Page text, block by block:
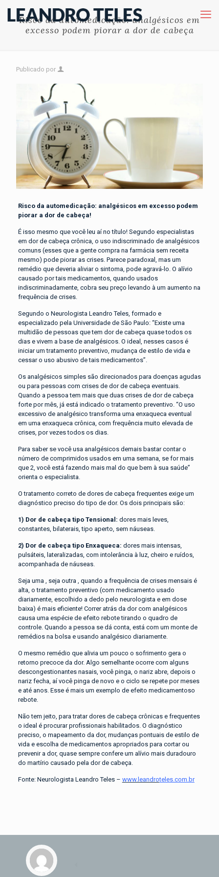
Risco da automedicação: analgésicos em
excesso podem piorar a dor de cabeça
Publicado por
Risco da automedicação: analgésicos em excesso podem
piorar a dor de cabeça!
É isso mesmo que você leu aí no título! Segundo especialistas
em dor de cabeça crônica, o uso indiscriminado de analgésicos
comuns (esses que a gente compra na farmácia sem receita
mesmo) pode piorar as crises. Parece paradoxal, mas um
remédio que deveria aliviar o sintoma, pode agravá-lo. O alívio
causado por tais medicamentos, quando usados
indiscriminadamente, cobra seu preço levando à um aumento na
frequência de crises.
Segundo o Neurologista Leandro Teles, formado e
especializado pela Universidade de São Paulo: “Existe uma
multidão de pessoas que tem dor de cabeça quase todos os
dias e vivem a base de analgésicos. O ideal, nesses casos é
iniciar um tratamento preventivo, mudança de estilo de vida e
cessar o uso abusivo de tais medicamentos”.
Os analgésicos simples são direcionados para doenças agudas
ou para pessoas com crises de dor de cabeça eventuais.
Quando a pessoa tem mais que duas crises de dor de cabeça
forte por mês, já está indicado o tratamento preventivo. “O uso
excessivo de analgésico transforma uma enxaqueca eventual
em uma enxaqueca crônica, com frequência muito elevada de
crises, por vezes todos os dias.
Para saber se você usa analgésicos demais bastar contar o
número de comprimidos usados em uma semana, se for mais
que 2, você está fazendo mais mal do que bem à sua saúde”
orienta o especialista.
O tratamento correto de dores de cabeça frequentes exige um
diagnóstico preciso do tipo de dor. Os dois principais são:
1) Dor de cabeça tipo Tensional: dores mais leves,
constantes, bilaterais, tipo aperto, sem náuseas.
2) Dor de cabeça tipo Enxaqueca: dores mais intensas,
pulsáteis, lateralizadas, com intolerância à luz, cheiro e ruídos,
acompanhada de náuseas.
Seja uma , seja outra , quando a frequência de crises mensais é
alta, o tratamento preventivo (com medicamento usado
diariamente, escolhido a dedo pelo neurologista e em dose
baixa) é mais eficiente! Correr atrás da dor com analgésicos
causa uma espécie de efeito rebote tirando o quadro de
controle. Quando a pessoa se dá conta, está com um monte de
remédios na bolsa e usando analgésico diariamente.
O mesmo remédio que alivia um pouco o sofrimento gera o
retorno precoce da dor. Algo semelhante ocorre com alguns
descongestionantes nasais, você pinga, o nariz abre, depois o
nariz fecha, aí você pinga de novo e o ciclo se repete por meses
e até anos. Esse é mais um exemplo de efeito medicamentoso
rebote.
Não tem jeito, para tratar dores de cabeça crônicas e frequentes
o ideal é procurar profissionais habilitados. O diagnóstico
preciso, o mapeamento da dor, mudanças pontuais de estilo de
vida e escolha de medicamentos apropriados para cortar ou
prevenir a dor, quase sempre confere um alívio mais duradouro
do martírio causado pela dor de cabeça.
Fonte: Neurologista Leandro Teles – www.leandroteles.com.br